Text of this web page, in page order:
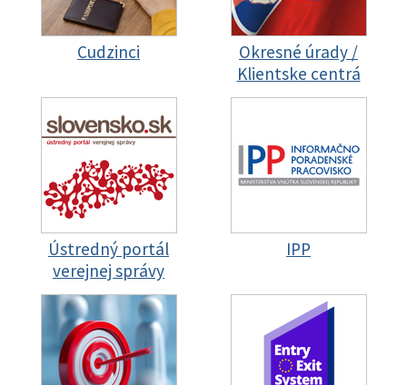
Cudzinci
Okresné úrady /
Klientske centrá
Ústredný portál
verejnej správy
IPP